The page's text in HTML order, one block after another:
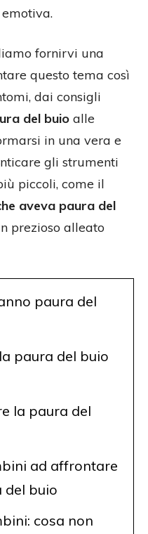
fornirvi una
questo tema così
dai consigli
del buio alle
in una vera e
gli strumenti
piccoli, come il
aveva paura del
prezioso alleato
paura del
paura del buio
la paura del
ad affrontare
del buio
cosa non